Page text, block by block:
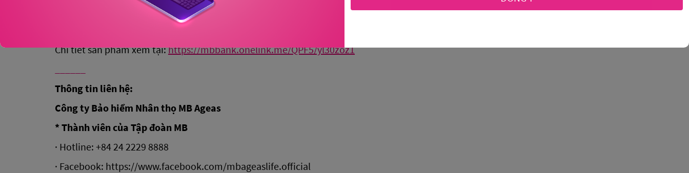
1 triệu đồng qua Số tài khoản Khách hàng đã mua sản phẩm Shield Up: Bảo vệ sức khỏe
toàn diện trên App MBBank, với điều kiện hợp đồng đã qua 21 ngày cân nhắc.
Chi tiết sản phẩm xem tại:https://mbbank.onelink.me/QPF5/yl30zoz1
Thông tin liên hệ:
Công ty Bảo hiểm Nhân thọ MB Ageas
* Thành viên của Tập đoàn MB
· Hotline: +84 24 2229 8888
· Facebook: https://www.facebook.com/mbageaslife.official